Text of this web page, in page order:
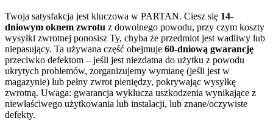
Twoja satysfakcja jest kluczowa w PARTAN. Ciesz się 14-
dniowym oknem zwrotu z dowolnego powodu, przy czym koszty
wysyłki zwrotnej ponosisz Ty, chyba że przedmiot jest wadliwy lub
niepasujący. Ta używana część obejmuje 60-dniową gwarancję
przeciwko defektom – jeśli jest niezdatna do użytku z powodu
ukrytych problemów, zorganizujemy wymianę (jeśli jest w
magazynie) lub pełny zwrot pieniędzy, pokrywając wysyłkę
zwrotną. Uwaga: gwarancja wyklucza uszkodzenia wynikające z
niewłaściwego użytkowania lub instalacji, lub znane/oczywiste
defekty.